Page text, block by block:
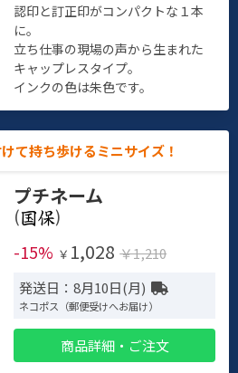
認印と訂正印がコンパクトな１本
に。
立ち仕事の現場の声から生まれた
キャップレスタイプ。
インクの色は朱色です。
て持ち歩けるミニサイズ！
プチネーム
(
)
-15% ￥ 1,028 ￥1,210
発送日：8月10日(月)
ネコポス（郵便受けへお届け）
商品詳細・ご注文